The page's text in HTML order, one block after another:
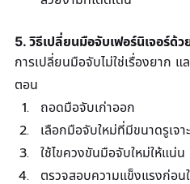
5. วิธีเปลี่ยนมือจับเฟอร์นิเจอร์ด้ว
การเปลี่ยนมือจับไม่ใช่เรื่องยาก แ
ตอน
ถอดมือจับเก่าออก
เลือกมือจับใหม่ที่มีขนาดรูเจา
ใช้ไขควงขันมือจับใหม่ให้แน่น
ตรวจสอบความแข็งแรงก่อน